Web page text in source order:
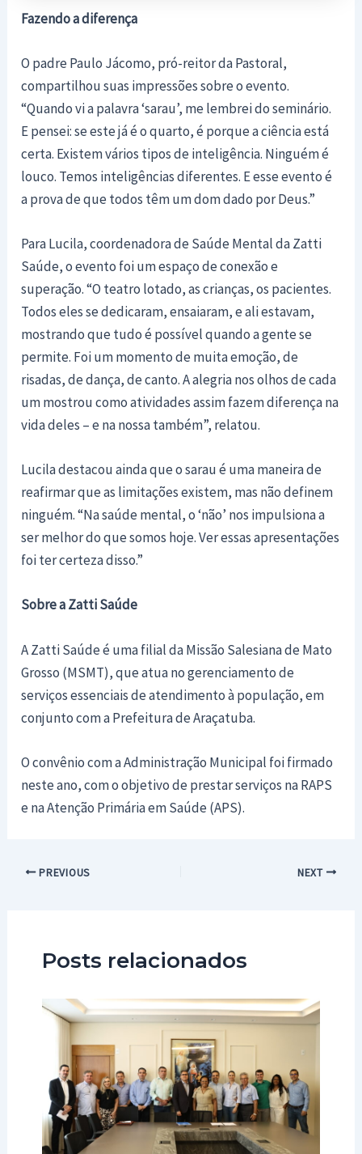
Fazendo a diferença
O padre Paulo Jácomo, pró-reitor da Pastoral,
compartilhou suas impressões sobre o evento.
“Quando vi a palavra ‘sarau’, me lembrei do seminário.
E pensei: se este já é o quarto, é porque a ciência está
certa. Existem vários tipos de inteligência. Ninguém é
louco. Temos inteligências diferentes. E esse evento é
a prova de que todos têm um dom dado por Deus.”
Para Lucila, coordenadora de Saúde Mental da Zatti
Saúde, o evento foi um espaço de conexão e
superação. “O teatro lotado, as crianças, os pacientes.
Todos eles se dedicaram, ensaiaram, e ali estavam,
mostrando que tudo é possível quando a gente se
permite. Foi um momento de muita emoção, de
risadas, de dança, de canto. A alegria nos olhos de cada
um mostrou como atividades assim fazem diferença na
vida deles – e na nossa também”, relatou.
Lucila destacou ainda que o sarau é uma maneira de
reafirmar que as limitações existem, mas não definem
ninguém. “Na saúde mental, o ‘não’ nos impulsiona a
ser melhor do que somos hoje. Ver essas apresentações
foi ter certeza disso.”
Sobre a Zatti Saúde
A Zatti Saúde é uma filial da Missão Salesiana de Mato
Grosso (MSMT), que atua no gerenciamento de
serviços essenciais de atendimento à população, em
conjunto com a Prefeitura de Araçatuba.
O convênio com a Administração Municipal foi firmado
neste ano, com o objetivo de prestar serviços na RAPS
e na Atenção Primária em Saúde (APS).
Post PREVIOUS NEXT
Posts relacionados